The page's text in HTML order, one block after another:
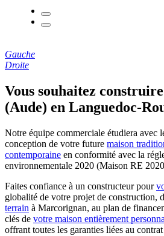
Gauche
Droite
Vous souhaitez
(Aude) en Languedoc-
Notre équipe commerciale étudiera avec
conception de votre future maison
contemporaine en conformité avec la
environnementale 2020 (Maison RE
Faites confiance à un constructeur pour
globalité de votre projet de construction,
terrain à Marcorignan, au plan de
clés de votre maison entièrement
offrant toutes les garanties liées au